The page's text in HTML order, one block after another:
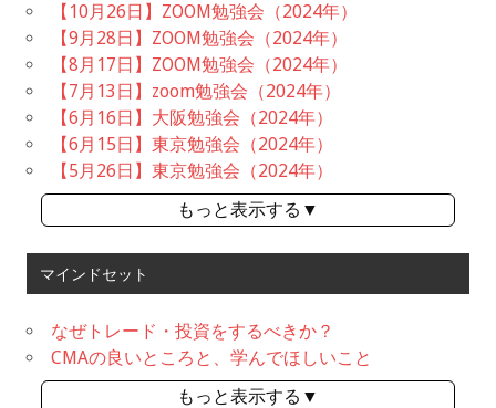
【10月26日】ZOOM勉強会（2024年）
【9月28日】ZOOM勉強会（2024年）
【8月17日】ZOOM勉強会（2024年）
【7月13日】zoom勉強会（2024年）
【6月16日】大阪勉強会（2024年）
【6月15日】東京勉強会（2024年）
【5月26日】東京勉強会（2024年）
もっと表示する▼
マインドセット
なぜトレード・投資をするべきか？
CMAの良いところと、学んでほしいこと
もっと表示する▼